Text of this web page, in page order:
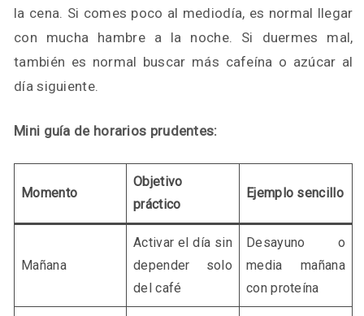
la cena. Si comes poco al mediodía, es normal llegar
con mucha hambre a la noche. Si duermes mal,
también es normal buscar más cafeína o azúcar al
día siguiente.
Mini guía de horarios prudentes:
Momento
Objetivo
práctico
Ejemplo sencillo
Mañana
Activar el día sin
depender solo
del café
Desayuno o
media mañana
con proteína